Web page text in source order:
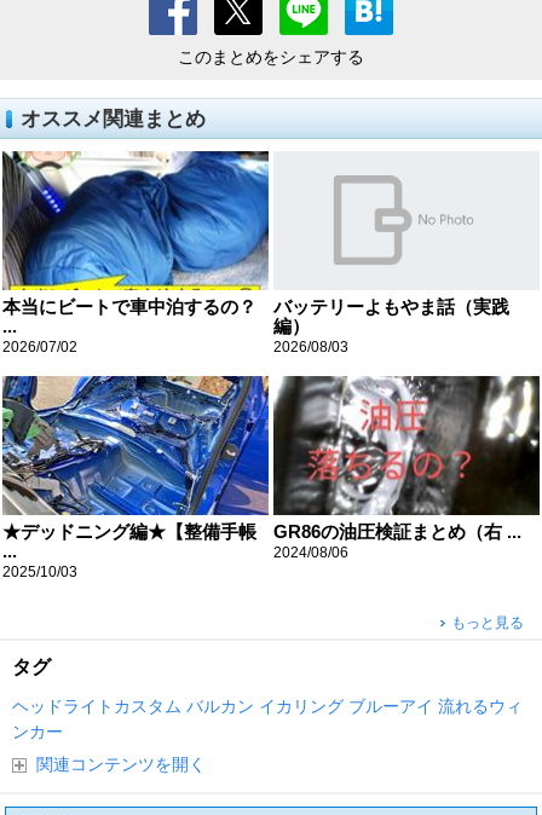
このまとめをシェアする
オススメ関連まとめ
本当にビートで車中泊するの？
...
2026/07/02
バッテリーよもやま話（実践
編）
2026/08/03
★デッドニング編★【整備手帳
...
2025/10/03
GR86の油圧検証まとめ（右 ...
2024/08/06
もっと見る
タグ
ヘッドライトカスタム バルカン イカリング ブルーアイ 流れるウィ
ンカー
関連コンテンツを開く